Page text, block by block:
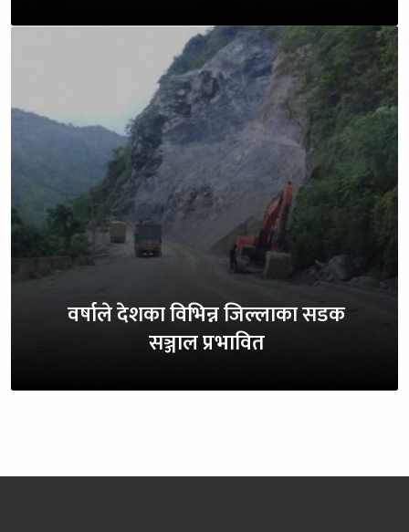
वर्षाले देशका विभिन्न जिल्लाका सडक
सञ्जाल प्रभावित